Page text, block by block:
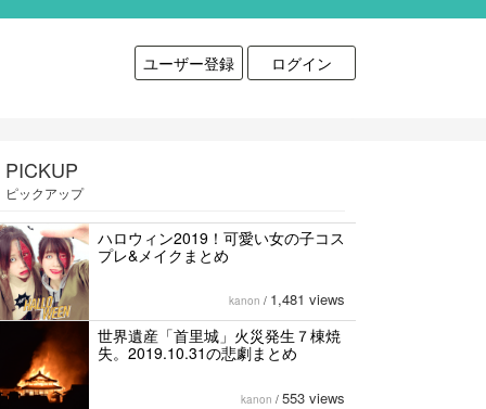
ユーザー登録 ログイン
PICKUP
ピックアップ
ハロウィン2019！可愛い女の子コス
プレ&メイクまとめ
kanon / 1,481 views
世界遺産「首里城」火災発生７棟焼
失。2019.10.31の悲劇まとめ
kanon / 553 views